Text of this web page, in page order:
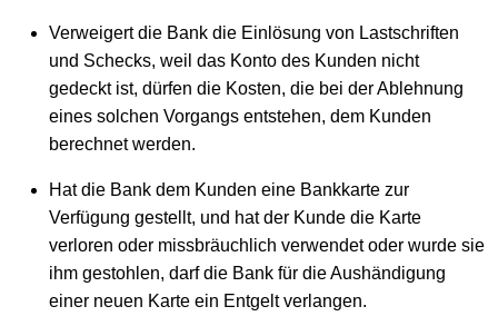
Verweigert die Bank die Einlösung von Lastschriften
und Schecks, weil das Konto des Kunden nicht
gedeckt ist, dürfen die Kosten, die bei der Ablehnung
eines solchen Vorgangs entstehen, dem Kunden
berechnet werden.
Hat die Bank dem Kunden eine Bankkarte zur
Verfügung gestellt, und hat der Kunde die Karte
verloren oder missbräuchlich verwendet oder wurde sie
ihm gestohlen, darf die Bank für die Aushändigung
einer neuen Karte ein Entgelt verlangen.